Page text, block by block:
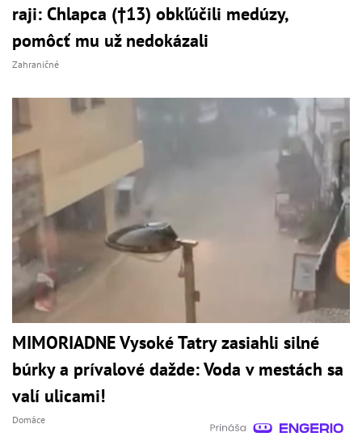
raji: Chlapca (†13) obkľúčili medúzy,
pomôcť mu už nedokázali
Zahraničné
MIMORIADNE Vysoké Tatry zasiahli silné
búrky a prívalové dažde: Voda v mestách sa
valí ulicami!
Domáce